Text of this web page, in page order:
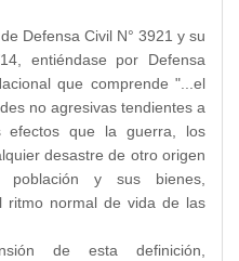
Defensa Civil N° 3921 y su
entiéndase por Defensa
que comprende "...el
no agresivas tendientes a
efectos que la guerra, los
desastre de otro origen
población y sus bienes,
ritmo normal de vida de las
de esta definición,